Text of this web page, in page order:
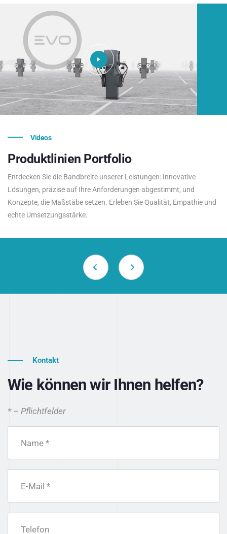
Videos
Produktlinien Portfolio
Entdecken Sie die Bandbreite unserer Leistungen: Innovative
Lösungen, präzise auf Ihre Anforderungen abgestimmt, und
Konzepte, die Maßstäbe setzen. Erleben Sie Qualität, Empathie und
echte Umsetzungsstärke.
Kontakt
Wie können wir Ihnen helfen?
* – Pflichtfelder
Name *
E-Mail *
Telefon